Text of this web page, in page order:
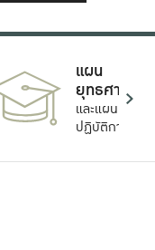
แผน
ยุทธศาสตร์
และแผน
ปฏิบัติการ